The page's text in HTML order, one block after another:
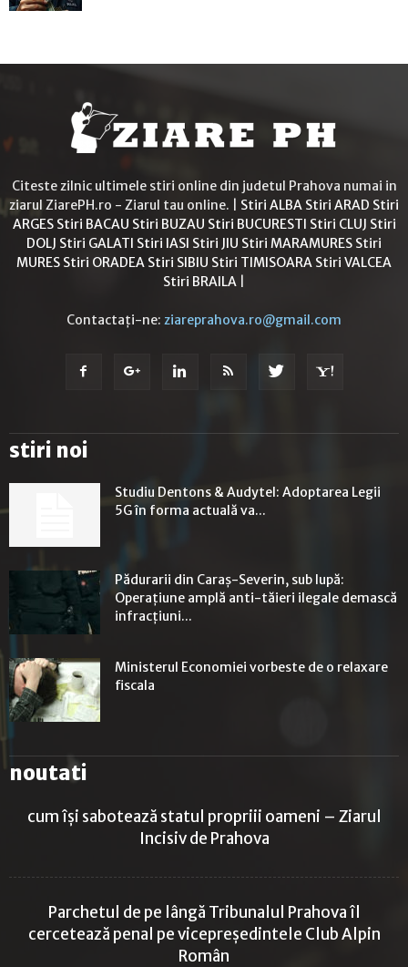
Citeste zilnic ultimele stiri online din judetul Prahova numai in
ziarul ZiarePH.ro - Ziarul tau online. | Stiri ALBA Stiri ARAD Stiri
ARGES Stiri BACAU Stiri BUZAU Stiri BUCURESTI Stiri CLUJ Stiri
DOLJ Stiri GALATI Stiri IASI Stiri JIU Stiri MARAMURES Stiri
MURES Stiri ORADEA Stiri SIBIU Stiri TIMISOARA Stiri VALCEA
Stiri BRAILA
Contactați-ne: ziareprahova.ro@gmail.com
stiri noi
Studiu Dentons & Audytel: Adoptarea Legii
5G în forma actuală va...
Pădurarii din Caraș-Severin, sub lupă:
Operațiune amplă anti-tăieri ilegale demască
infracțiuni...
Ministerul Economiei vorbeste de o relaxare
fiscala
noutati
cum își sabotează statul propriii oameni – Ziarul
Incisiv de Prahova
Parchetul de pe lângă Tribunalul Prahova îl
cercetează penal pe vicepreședintele Club Alpin
Român